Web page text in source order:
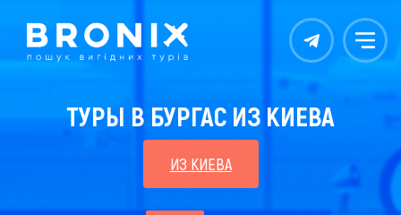
Контакты Меню
ТУРЫ В БУРГАС ИЗ КИЕВА
ИЗ КИЕВА